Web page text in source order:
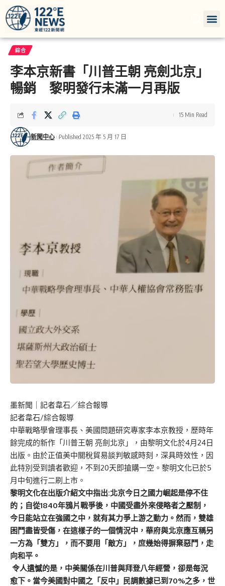
綜合
李本京新書「川普王朝 亮劍北京」
暢銷 黎明發行未滿一月再版
新聞中心 Published 2025 年 5 月 17 日
15 Min Read
墨新聞 ｜記者韋石／綜合報導
記者韋石/綜合報導
中華戰略學會理事長、美國問題研究專家李本京教授，歷時年
餘完成的新作「川普王朝 亮劍北京」，由黎明文化於4月24日
出版。由於正值美中關稅貿易談判敏感時刻，深具時效性，因
此特別受到讀者歡迎，不到20天即搶購一空。黎明文化已於5
月中旬進行二刷上市。
黎明文化在出版介紹文中指出:北京今日之國力崛起是停不住
的；自從1840年鴉片戰爭後，中國受盡外來侵略者之壓制，
今日能站立在強國之中，就有其力爭上游之動力。然而，雙雄
困鬥盡皆受傷，在這樣子的一個情況中，華府與北京應互稱另
一方為「雙方」，而不要用「敵方」，庶幾始得摒棄惡鬥，走
向和平。
令人遺憾的是，中美關係在川普與拜登八年經營，卻是每況
愈下。當今美國對中國之「反中」民調數據已到70%之多，世